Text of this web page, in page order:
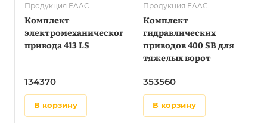
Продукция FAAC
Комплект
электромеханического
привода 413 LS
134370
в корзину
Продукция FAAC
Комплект
гидравлических
приводов 400 SB для
тяжелых ворот
353560
в корзину